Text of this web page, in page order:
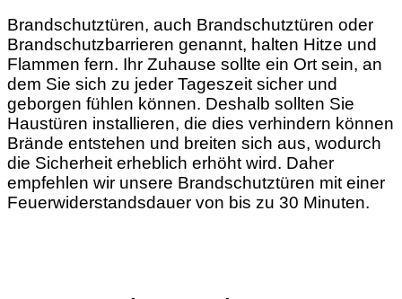
Brandschutztüren, auch Brandschutztüren oder
Brandschutzbarrieren genannt, halten Hitze und
Flammen fern. Ihr Zuhause sollte ein Ort sein, an
dem Sie sich zu jeder Tageszeit sicher und
geborgen fühlen können. Deshalb sollten Sie
Haustüren installieren, die dies verhindern können
Brände entstehen und breiten sich aus, wodurch
die Sicherheit erheblich erhöht wird. Daher
empfehlen wir unsere Brandschutztüren mit einer
Feuerwiderstandsdauer von bis zu 30 Minuten.